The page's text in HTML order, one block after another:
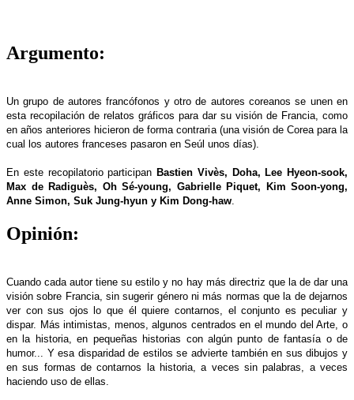
Argumento:
Un grupo de autores francófonos y otro de autores coreanos se unen en
esta recopilación de relatos gráficos para dar su visión de Francia, como
en años anteriores hicieron de forma contraria (una visión de Corea para la
cual los autores franceses pasaron en Seúl unos días).
En este recopilatorio participan Bastien Vivès, Doha, Lee Hyeon-sook,
Max de Radiguès, Oh Sé-young, Gabrielle Piquet, Kim Soon-yong,
Anne Simon, Suk Jung-hyun y Kim Dong-haw
Opinión:
Cuando cada autor tiene su estilo y no hay más directriz que la de dar una
visión sobre Francia, sin sugerir género ni más normas que la de dejarnos
ver con sus ojos lo que él quiere contarnos, el conjunto es peculiar y
dispar. Más intimistas, menos, algunos centrados en el mundo del Arte, o
en la historia, en pequeñas historias con algún punto de fantasía o de
humor... Y esa disparidad de estilos se advierte también en sus dibujos y
en sus formas de contarnos la historia, a veces sin palabras, a veces
haciendo uso de ellas.